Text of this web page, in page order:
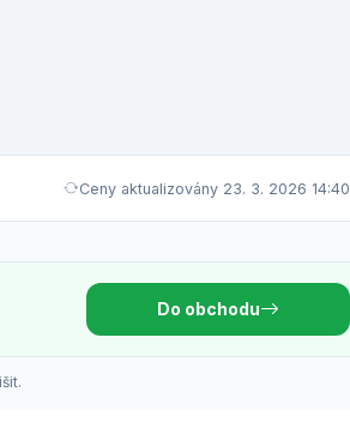
Ceny aktualizovány 23. 3. 2026 14:40
Do obchodu